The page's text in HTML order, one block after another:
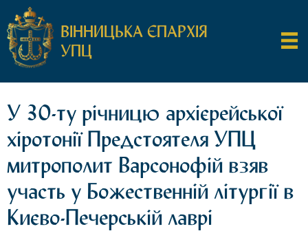
ВІННИЦЬКА ЄПАРХІЯ
УПЦ
У 30-ту річницю архієрейської
хіротонії Предстоятеля УПЦ
митрополит Варсонофій взяв
участь у Божественній літургії в
Києво-Печерській лаврі